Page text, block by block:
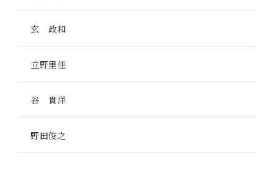
玄 政和
立野里佳
谷 貴洋
野田俊之